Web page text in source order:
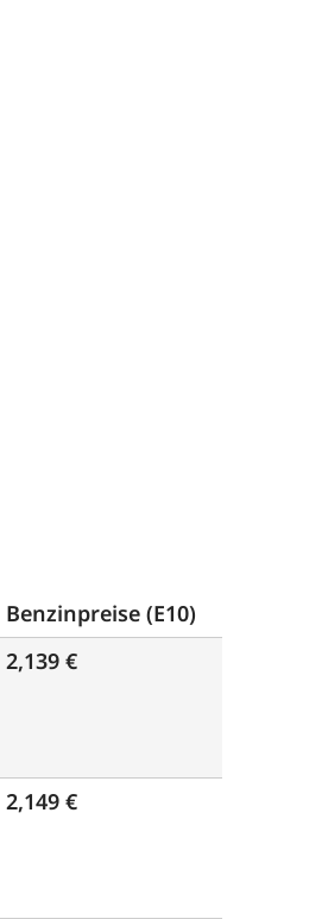
Benzinpreise (E10)
2,139 €
2,149 €